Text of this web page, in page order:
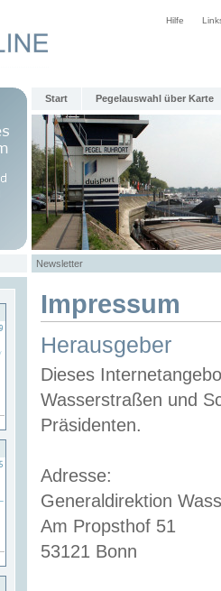
Hilfe
Start Pegelauswahl über Karte
Newsletter
Impressum
Herausgeber
Dieses
Wasserstraßen und
Präsidenten.
Adresse:
Generaldirektion
Am Propsthof 51
53121 Bonn